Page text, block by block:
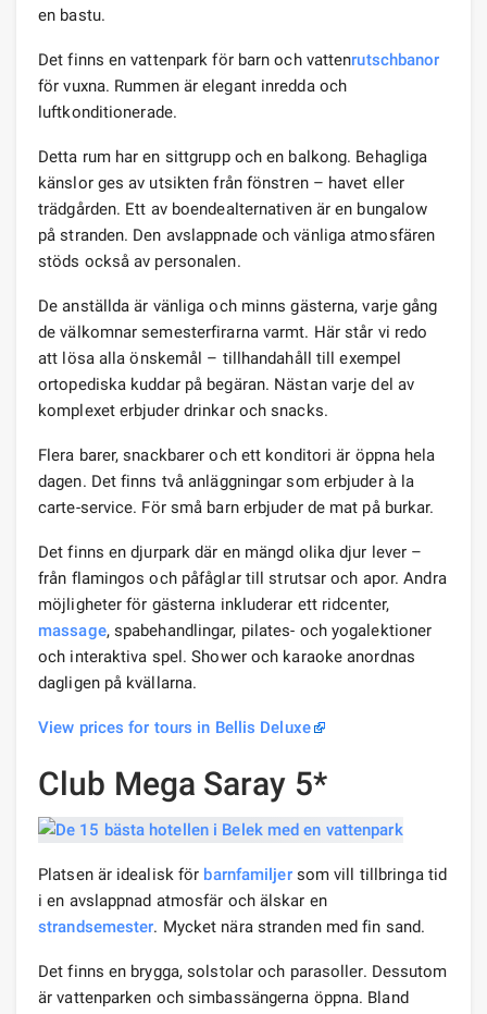
en bastu.
Det finns en vattenpark för barn och vattenrutschbanor
för vuxna. Rummen är elegant inredda och
luftkonditionerade.
Detta rum har en sittgrupp och en balkong. Behagliga
känslor ges av utsikten från fönstren – havet eller
trädgården. Ett av boendealternativen är en bungalow
på stranden. Den avslappnade och vänliga atmosfären
stöds också av personalen.
De anställda är vänliga och minns gästerna, varje gång
de välkomnar semesterfirarna varmt. Här står vi redo
att lösa alla önskemål – tillhandahåll till exempel
ortopediska kuddar på begäran. Nästan varje del av
komplexet erbjuder drinkar och snacks.
Flera barer, snackbarer och ett konditori är öppna hela
dagen. Det finns två anläggningar som erbjuder à la
carte-service. För små barn erbjuder de mat på burkar.
Det finns en djurpark där en mängd olika djur lever –
från flamingos och påfåglar till strutsar och apor. Andra
möjligheter för gästerna inkluderar ett ridcenter,
massage, spabehandlingar, pilates- och yogalektioner
och interaktiva spel. Shower och karaoke anordnas
dagligen på kvällarna.
View prices for tours in Bellis Deluxe
Club Mega Saray 5*
Platsen är idealisk för barnfamiljersom vill tillbringa tid
i en avslappnad atmosfär och älskar en
strandsemester. Mycket nära stranden med fin sand.
Det finns en brygga, solstolar och parasoller. Dessutom
är vattenparken och simbassängerna öppna. Bland